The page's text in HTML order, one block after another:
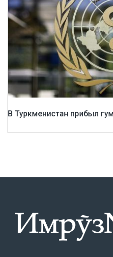
В Туркменистан прибыл